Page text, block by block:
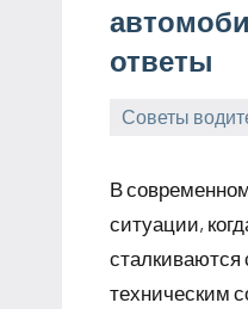
ответы
Советы
В
ситуации,
сталкиваются
техническим